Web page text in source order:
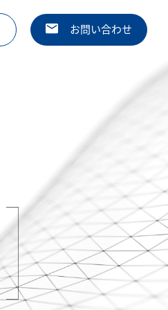
お問い合わせ